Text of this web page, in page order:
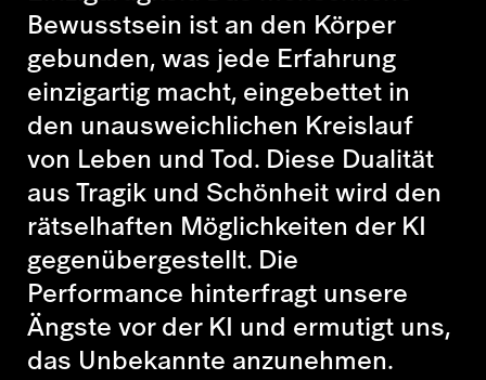
Bewusstsein ist an den Körper
gebunden, was jede Erfahrung
einzigartig macht, eingebettet in
den unausweichlichen Kreislauf
von Leben und Tod. Diese Dualität
aus Tragik und Schönheit wird den
rätselhaften Möglichkeiten der KI
gegenübergestellt. Die
Performance hinterfragt unsere
Ängste vor der KI und ermutigt uns,
das Unbekannte anzunehmen.